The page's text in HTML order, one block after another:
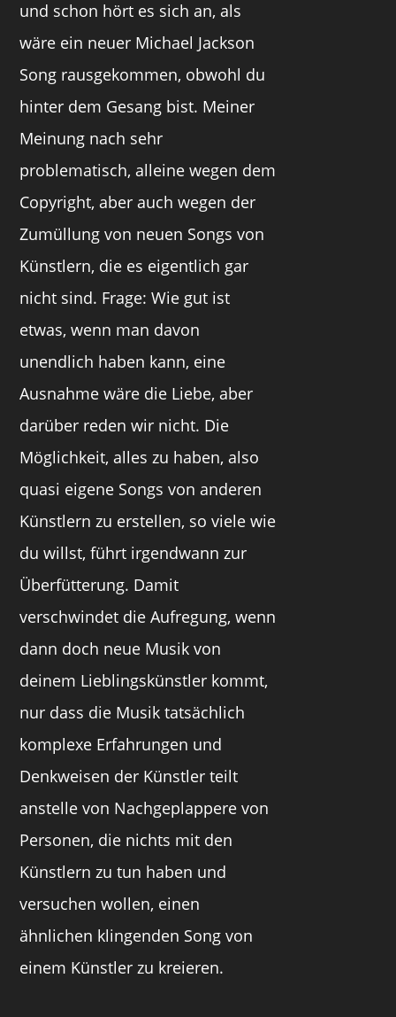
und schon hört es sich an, als
wäre ein neuer Michael Jackson
Song rausgekommen, obwohl du
hinter dem Gesang bist. Meiner
Meinung nach sehr
problematisch, alleine wegen dem
Copyright, aber auch wegen der
Zumüllung von neuen Songs von
Künstlern, die es eigentlich gar
nicht sind. Frage: Wie gut ist
etwas, wenn man davon
unendlich haben kann, eine
Ausnahme wäre die Liebe, aber
darüber reden wir nicht. Die
Möglichkeit, alles zu haben, also
quasi eigene Songs von anderen
Künstlern zu erstellen, so viele wie
du willst, führt irgendwann zur
Überfütterung. Damit
verschwindet die Aufregung, wenn
dann doch neue Musik von
deinem Lieblingskünstler kommt,
nur dass die Musik tatsächlich
komplexe Erfahrungen und
Denkweisen der Künstler teilt
anstelle von Nachgeplappere von
Personen, die nichts mit den
Künstlern zu tun haben und
versuchen wollen, einen
ähnlichen klingenden Song von
einem Künstler zu kreieren.